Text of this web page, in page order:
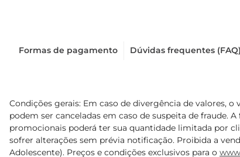
Formas de pagamento Dúvidas frequentes (FAQ)
Condições gerais: Em caso de divergência de valores,
podem ser canceladas em caso de suspeita de fraude.
promocionais poderá ter sua quantidade limitada por
sofrer alterações sem prévia notificação. Proibida a
Adolescente). Preços e condições exclusivos para o